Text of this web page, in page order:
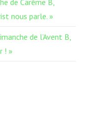
nous parle. »
de l’Avent B,
! »